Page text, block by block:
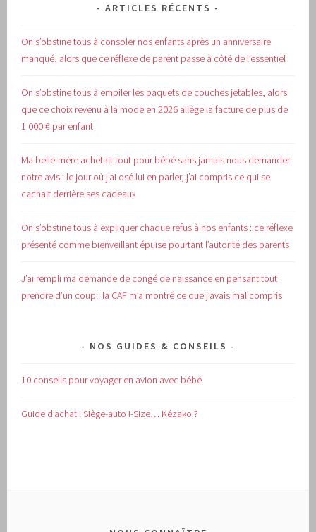
ARTICLES RÉCENTS
On s’obstine tous à consoler nos enfants après un anniversaire
manqué, alors que ce réflexe de parent passe à côté de l’essentiel
On s’obstine tous à empiler les paquets de couches jetables, alors
que ce choix revenu à la mode en 2026 allège la facture de plus de
1 000 € par enfant
Ma belle-mère achetait tout pour bébé sans jamais nous demander
notre avis : le jour où j’ai osé lui en parler, j’ai compris ce qui se
cachait derrière ses cadeaux
On s’obstine tous à expliquer chaque refus à nos enfants : ce réflexe
présenté comme bienveillant épuise pourtant l’autorité des parents
J’ai rempli ma demande de congé de naissance en pensant tout
prendre d’un coup : la CAF m’a montré ce que j’avais mal compris
NOS GUIDES & CONSEILS
10 conseils pour voyager en avion avec bébé
Guide d’achat !Siège-auto i-Size… Kézako ?